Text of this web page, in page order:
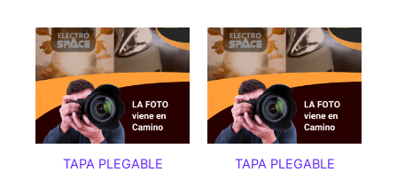
TAPA PLEGABLE
TAPA PLEGABLE